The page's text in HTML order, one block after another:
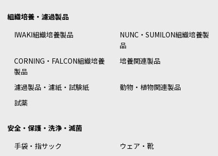
組織培養・濾過製品
IWAKI組織培養製品
NUNC・SUMILON組織培養製
品
CORNING・FALCON組織培養
製品
培養関連製品
濾過製品・濾紙・試験紙
動物・植物関連製品
試薬
安全・保護・洗浄・滅菌
手袋・指サック
ウェア・靴